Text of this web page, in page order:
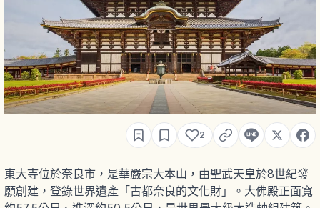
2
東大寺位於奈良市，是華嚴宗大本山，由聖武天皇於8世紀發
願創建，登錄世界遺產「古都奈良的文化財」。大佛殿正面寬